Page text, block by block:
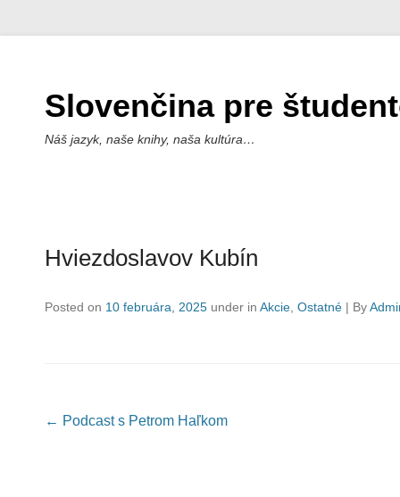
Slovenčina pre
Náš jazyk, naše knihy, naša kultúra…
Hviezdoslavov Kubín
Posted on 10 februára, 2025 under in Akcie Ostatné | By
Post navigation
← Podcast s Petrom Haľkom